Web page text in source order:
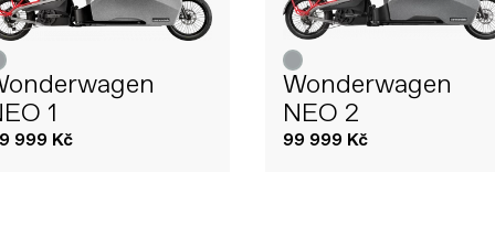
1
999 Kč
Wonderwagen
NEO 2
99 999 Kč